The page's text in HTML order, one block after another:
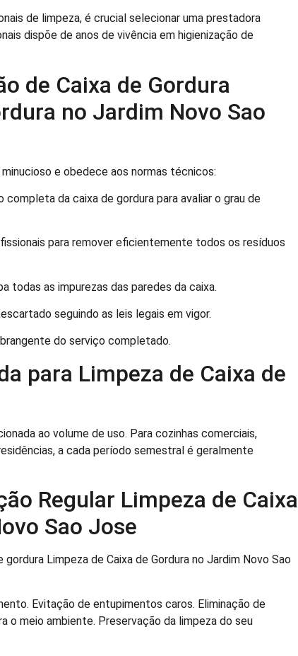
de limpeza, é crucial selecionar uma prestadora
dispõe de anos de vivência em higienização de
de Caixa de Gordura
no Jardim Novo Sao
e obedece aos normas técnicos:
completa da caixa de gordura para avaliar o grau de
para remover eficientemente todos os resíduos
todas as impurezas das paredes da caixa.
seguindo as leis legais em vigor.
do serviço completado.
para Limpeza de Caixa de
ao volume de uso. Para cozinhas comerciais,
a cada período semestral é geralmente
Regular Limpeza de Caixa
Sao Jose
Limpeza de Caixa de Gordura no Jardim Novo Sao
Evitação de entupimentos caros. Eliminação de
o meio ambiente. Preservação da limpeza do seu